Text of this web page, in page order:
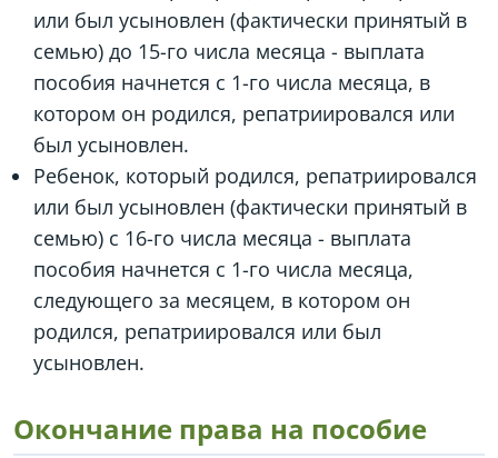
или был усыновлен (фактически принятый в
семью) до 15-го числа месяца - выплата
пособия начнется с 1-го числа месяца, в
котором он родился, репатриировался или
был усыновлен.
Ребенок, который родился, репатриировался
или был усыновлен (фактически принятый в
семью) с 16-го числа месяца - выплата
пособия начнется с 1-го числа месяца,
следующего за месяцем, в котором он
родился, репатриировался или был
усыновлен.
Окончание права на пособие